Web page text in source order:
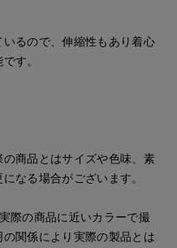
るので、伸縮性もあり着心
す。
商品とはサイズや色味、素
なる場合がございます。
際の商品に近いカラーで撮
関係により実際の製品とは